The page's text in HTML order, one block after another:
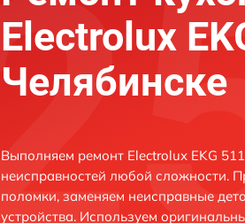
Electrolux
Челябинске
Выполняем ремонт Electrolux EKG
неисправностей любой сложности.
поломки, заменяем неисправные
устройства. Используем